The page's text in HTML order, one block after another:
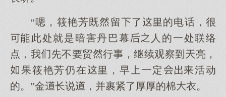
“嗯，筱艳芳既留了的电话，很
此处就是暗害丹巴幕人的一处联络
点，我先不贸行，继续观察亮，
果筱艳芳仍在，早一定活动
的。”金长说，并裹紧了厚厚的棉衣。